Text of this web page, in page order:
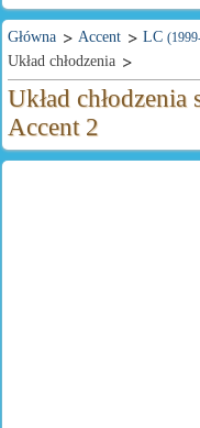
Główna Accent LC
Układ chłodzenia
Układ
Accent 2